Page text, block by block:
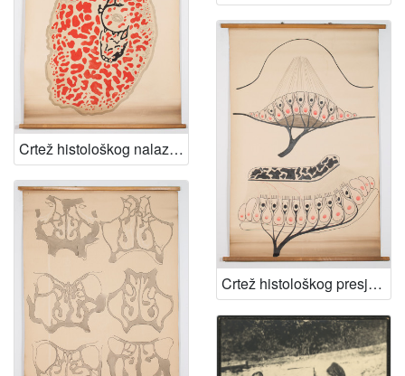
Crtež histološkog nalaza tkiva uzetog pri bronhoskopiji
Crtež histološkog presjeka tzv. kupule i otolita (unutar polukružnih kanalića unutarnjeg uha)